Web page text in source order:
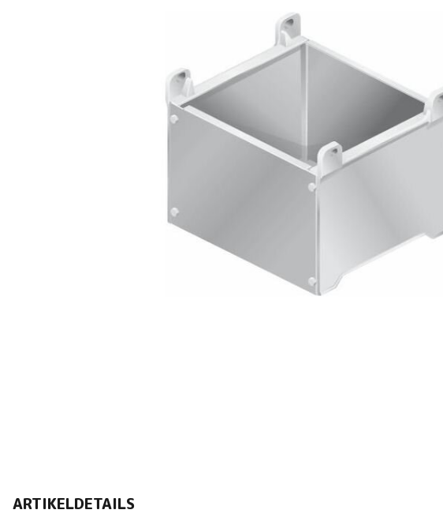
ARTIKELDETAILS